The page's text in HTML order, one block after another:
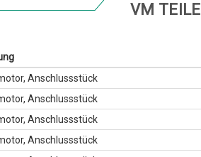
VM TEILE
Anschlussstück
Anschlussstück
Anschlussstück
Anschlussstück